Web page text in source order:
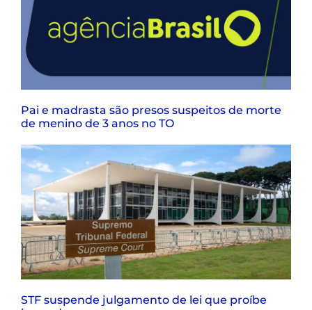
Pai e madrasta são presos suspeitos de morte
de menino de 3 anos no TO
STF suspende julgamento de lei que proíbe